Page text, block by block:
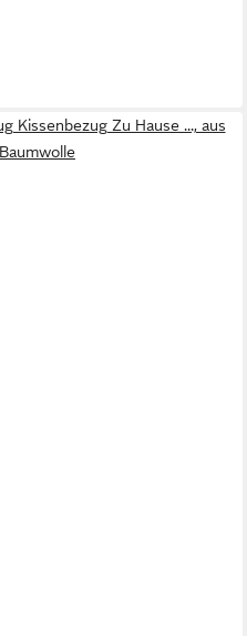
Kissenbezug Zu Hause ..., aus